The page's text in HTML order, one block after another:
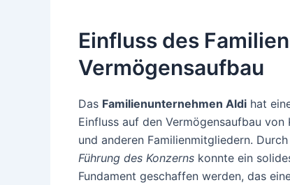
Einfluss des
Vermögensaufbau
Das Familienunternehmen Aldi hat
Einfluss auf den Vermögensaufbau von
und anderen Familienmitgliedern.
Führung des Konzerns konnte ein
Fundament geschaffen werden, das